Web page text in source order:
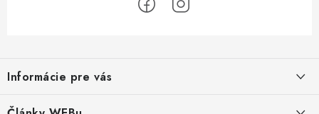
p
ä
Informácie pre vás
Obchodné podmienky